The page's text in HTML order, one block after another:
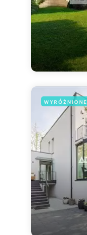
WYRÓŻNIONE